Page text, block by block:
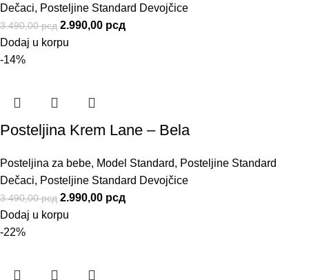
Dečaci, Posteljine Standard Devojčice
3.490,00рсд 2.990,00 рсд
Dodaj u korpu
-14%
Posteljina Krem Lane – Bela
Posteljina za bebe, Model Standard, Posteljine Standard
Dečaci, Posteljine Standard Devojčice
3.490,00рсд 2.990,00 рсд
Dodaj u korpu
-22%